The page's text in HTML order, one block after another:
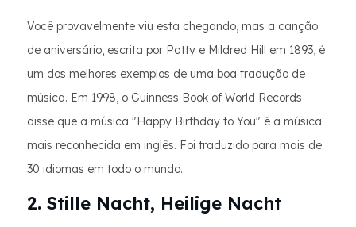
Você provavelmente viu esta chegando, mas a canção
de aniversário, escrita por Patty e Mildred Hill em 1893, é
um dos melhores exemplos de uma boa tradução de
música. Em 1998, o Guinness Book of World Records
disse que a música "Happy Birthday to You" é a música
mais reconhecida em inglês. Foi traduzido para mais de
30 idiomas em todo o mundo.
2. Stille Nacht, Heilige Nacht